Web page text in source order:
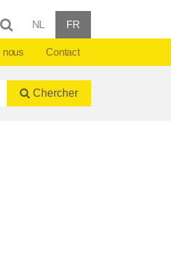
NL FR
nous Contact
Chercher